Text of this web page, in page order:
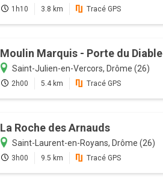
1h10 3.8 km Tracé GPS
Moulin Marquis - Porte du Diable
Saint-Julien-en-Vercors, Drôme (26)
2h00 5.4 km Tracé GPS
La Roche des Arnauds
Saint-Laurent-en-Royans, Drôme (26)
3h00 9.5 km Tracé GPS